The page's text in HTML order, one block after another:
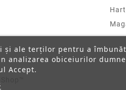
și ale terților pentru a
obiceiurilor
Accept.